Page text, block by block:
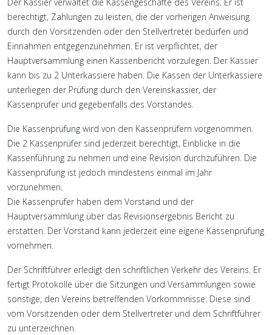
berechtigt, Zahlungen zu leisten, die der vorherigen Anweisung
durch den Vorsitzenden oder den Stellvertreter bedürfen und
Einnahmen entgegenzunehmen. Er ist verpflichtet, der
Hauptversammlung einen Kassenbericht vorzulegen. Der Kassier
kann bis zu 2 Unterkassiere haben. Die Kassen der Unterkassiere
unterliegen der Prüfung durch den Vereinskassier, der
Kassenprüfer und gegebenfalls des Vorstandes.
Die Kassenprüfung wird von den Kassenprüfern vorgenommen.
Die 2 Kassenprüfer sind jederzeit berechtigt, Einblicke in die
Kassenführung zu nehmen und eine Revision durchzuführen. Die
Kassenprüfung ist jedoch mindestens einmal im Jahr
vorzunehmen.
Die Kassenprüfer haben dem Vorstand und der
Hauptversammlung über das Revisionsergebnis Bericht zu
erstatten. Der Vorstand kann jederzeit eine eigene Kassenprüfung
vornehmen.
Der Schriftführer erledigt den schriftlichen Verkehr des Vereins. Er
fertigt Protokolle über die Sitzungen und Versammlungen sowie
sonstige, den Vereins betreffenden Vorkommnisse. Diese sind
vom Vorsitzenden oder dem Stellvertreter und dem Schriftführer
zu unterzeichnen.